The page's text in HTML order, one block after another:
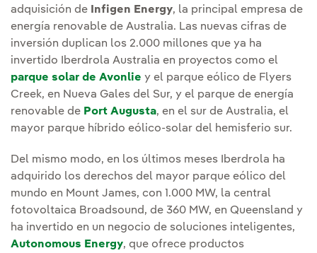
adquisición de
Infigen Energy, la principal empresa de
energía renovable de Australia. Las nuevas cifras de
inversión duplican los 2.000 millones que ya ha
invertido Iberdrola Australia en proyectos como el
parque solar de Avonlie y el parque eólico de Flyers
Creek, en Nueva Gales del Sur, y el parque de energía
renovable de Port Augusta, en el sur de Australia, el
mayor parque híbrido eólico-solar del hemisferio sur.
Del mismo modo, en los últimos meses Iberdrola ha
adquirido los derechos del mayor parque eólico del
mundo en Mount James, con 1.000 MW, la central
fotovoltaica Broadsound, de 360 MW, en Queensland y
ha invertido en un negocio de soluciones inteligentes,
Autonomous Energy, que ofrece productos